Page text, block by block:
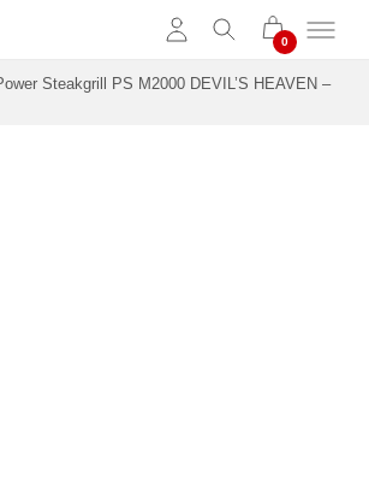
Steakgrill PS M2000 DEVIL’S HEAVEN –